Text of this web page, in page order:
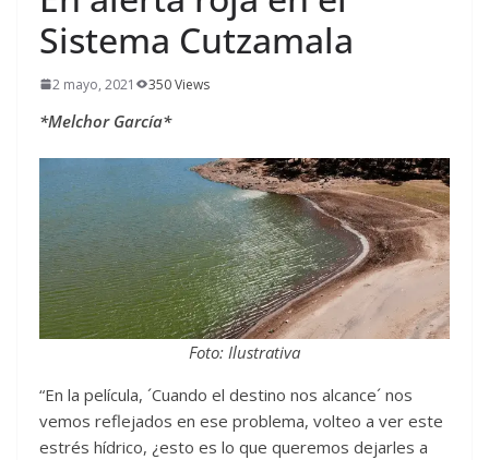
Sistema Cutzamala
2 mayo, 2021 350 Views
*Melchor García*
Foto: Ilustrativa
“En la película, ´Cuando el destino nos alcance´ nos
vemos reflejados en ese problema, volteo a ver este
estrés hídrico, ¿esto es lo que queremos dejarles a